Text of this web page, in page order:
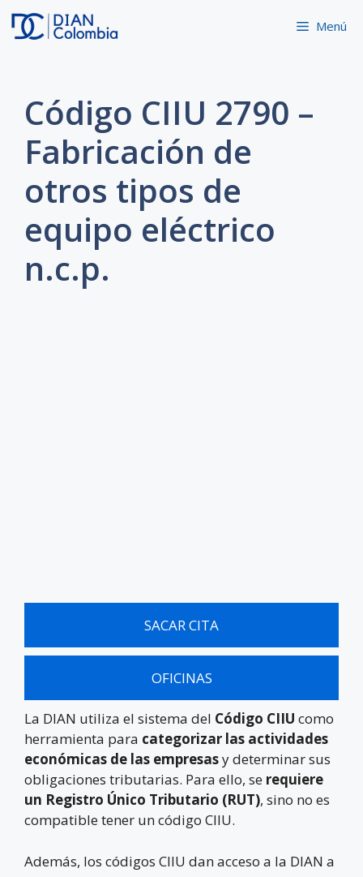
Saltar
Menú
Código CIIU 2790 –
Fabricación de
otros tipos de
equipo eléctrico
n.c.p.
SACAR CITA
OFICINAS
La DIAN utiliza el sistema del Código CIIU como
herramienta para categorizar las actividades
económicas de las empresasy determinar sus
obligaciones tributarias. Para ello, se requiere
un Registro Único Tributario (RUT), sino no es
compatible tener un código CIIU.
Además, los códigos CIIU dan acceso a la DIAN a